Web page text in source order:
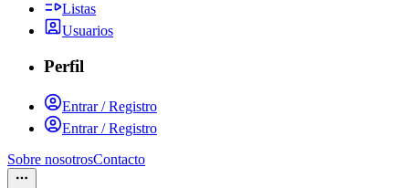
Listas
Usuarios
Perfil
Entrar / Registro
Entrar / Registro
Sobre nosotrosContacto